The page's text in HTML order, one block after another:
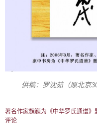
供稿：罗沈茹（原北京
著名作家魏巍为《中华罗氏通谱》
评论